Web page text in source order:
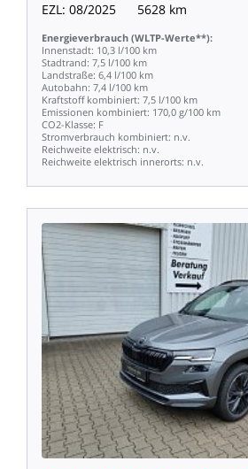
EZL: 08/2025 5628 km
Energieverbrauch (WLTP-Werte**):
Innenstadt: 10,3 l/100 km
Stadtrand: 7,5 l/100 km
Landstraße: 6,4 l/100 km
Autobahn: 7,4 l/100 km
Kraftstoff kombiniert: 7,5 l/100 km
Emissionen kombiniert: 170,0 g/100 km
CO2-Klasse: F
Stromverbrauch kombiniert: n.v.
Reichweite elektrisch: n.v.
Reichweite elektrisch innerorts: n.v.